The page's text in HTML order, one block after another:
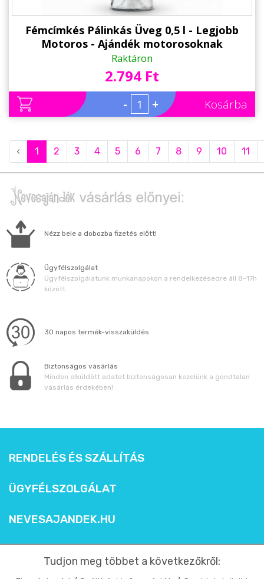
Fémcímkés Pálinkás Üveg 0,5 l - Legjobb
Motoros - Ajándék motorosoknak
Raktáron
2.794 Ft
- + Kosárba
‹ 1 2 3 4 5 6 7 8 9 10 11
Nézz bele a dobozba fizetés előtt!
Ügyfélszolgálat
Ügyfélszolgálatunk munkanapokon a rendelkezésedre áll 8-17h
között.
30 napos termék-visszaküldés
Biztonságos vásárlás
Minden elküldött adatot biztonságosan kezelünk a gondtalan
vásárlás érdekében!
RENDELÉS ÉS SZÁLLÍTÁS
ÜGYFÉLSZOLGÁLAT
NEVESAJANDEK.HU
Tudjon meg többet a következőkről: